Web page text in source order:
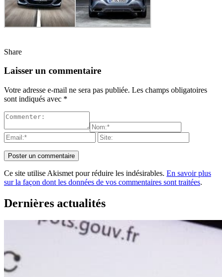
Share
Laisser un commentaire
Votre adresse e-mail ne sera pas publiée. Les champs obligatoires
sont indiqués avec *
Ce site utilise Akismet pour réduire les indésirables. En savoir plus
sur la façon dont les données de vos commentaires sont traitées.
Dernières actualités